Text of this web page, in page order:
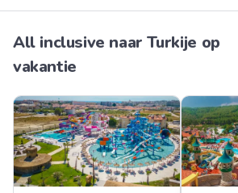
All inclusive naar Turkije op
vakantie